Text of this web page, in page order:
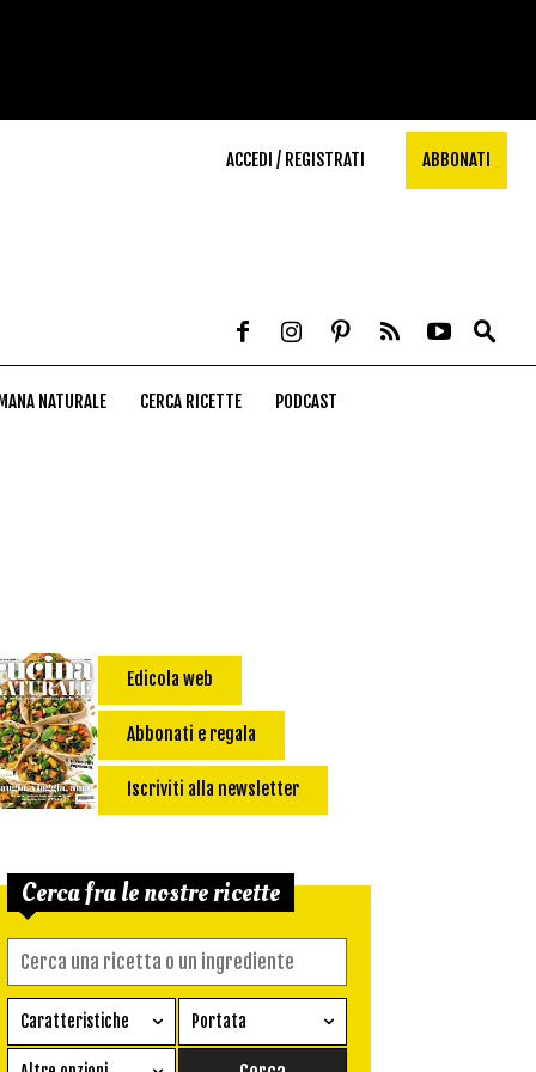
ACCEDI / REGISTRATI ABBONATI
NATURALE CERCA RICETTE PODCAST
Edicola web
Abbonati e regala
Iscriviti alla newsletter
Cerca fra le nostre ricette
Caratteristiche
Ricetta vegetariana
Portata
Antipasto